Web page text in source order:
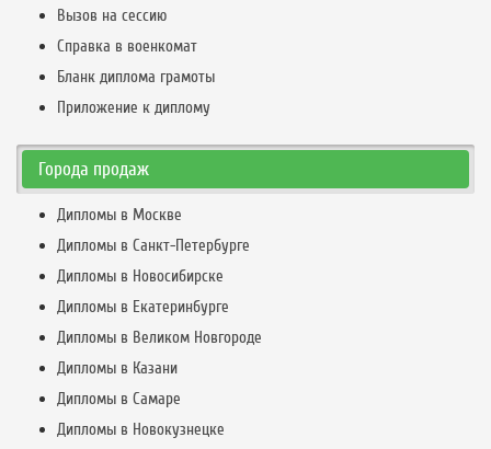
Вызов на сессию
Справка в военкомат
Бланк диплома грамоты
Приложение к диплому
Города продаж
Дипломы в Москве
Дипломы в Санкт-Петербурге
Дипломы в Новосибирске
Дипломы в Екатеринбурге
Дипломы в Великом Новгороде
Дипломы в Казани
Дипломы в Самаре
Дипломы в Новокузнецке